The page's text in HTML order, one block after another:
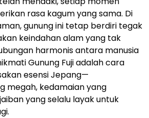
rasa kagum yang sama. Di
gunung ini tetap berdiri tegak
keindahan alam yang tak
harmonis antara manusia
Gunung Fuji adalah cara
esensi Jepang—
megah, kedamaian yang
yang selalu layak untuk